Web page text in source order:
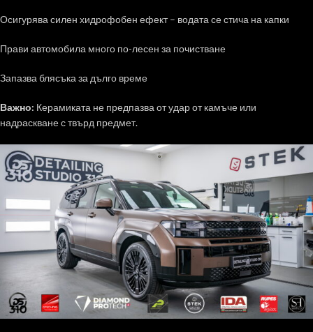
Осигурява силен хидрофобен ефект – водата се стича на капки
Прави автомобила много по-лесен за почистване
Запазва блясъка за дълго време
Важно: Керамиката не предпазва от удар от камъче или
надраскване с твърд предмет.